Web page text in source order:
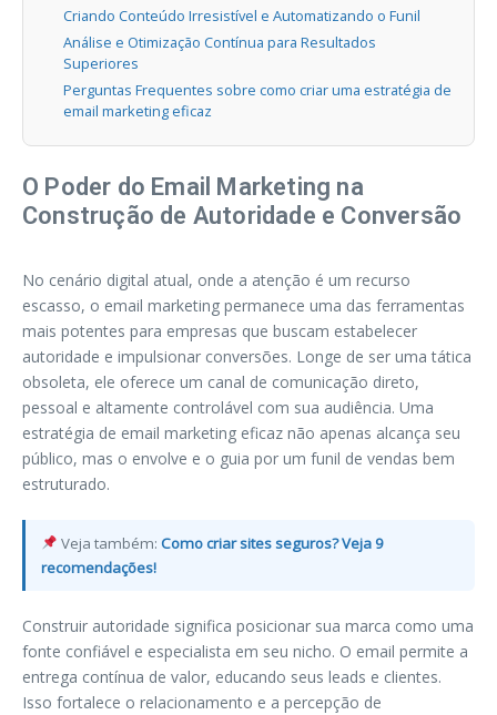
Criando Conteúdo Irresistível e Automatizando o Funil
Análise e Otimização Contínua para Resultados
Superiores
Perguntas Frequentes sobre como criar uma estratégia de
email marketing eficaz
O Poder do Email Marketing na
Construção de Autoridade e Conversão
No cenário digital atual, onde a atenção é um recurso
escasso, o email marketing permanece uma das ferramentas
mais potentes para empresas que buscam estabelecer
autoridade e impulsionar conversões. Longe de ser uma tática
obsoleta, ele oferece um canal de comunicação direto,
pessoal e altamente controlável com sua audiência. Uma
estratégia de email marketing eficaz não apenas alcança seu
público, mas o envolve e o guia por um funil de vendas bem
estruturado.
Veja também:Como criar sites seguros? Veja 9
recomendações!
Construir autoridade significa posicionar sua marca como uma
fonte confiável e especialista em seu nicho. O email permite a
entrega contínua de valor, educando seus leads e clientes.
Isso fortalece o relacionamento e a percepção de